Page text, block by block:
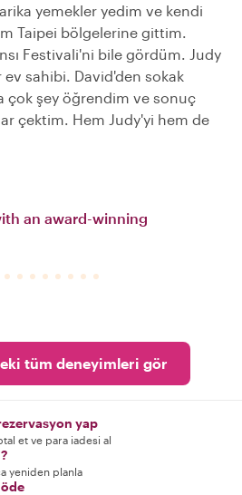
yemekler yedim ve kendi
Taipei bölgelerine gittim.
Festivali'ni bile gördüm. Judy
sahibi. David'den sokak
çok şey öğrendim ve sonuç
çektim. Hem Judy'yi hem de
an award-winning
tüm deneyimleri gör
yap
et ve para iadesi al
yeniden planla